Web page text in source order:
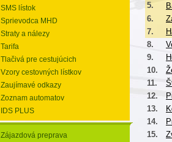
SMS lístok
Sprievodca MHD
Straty a nálezy
Tarifa
Tlačivá pre cestujúcich
Vzory cestovných lístkov
Zaujímavé odkazy
Zoznam automatov
IDS PLUS
Zájazdová preprava
5.
6.
7.
8.
9.
10.
11.
12.
13.
14.
15.